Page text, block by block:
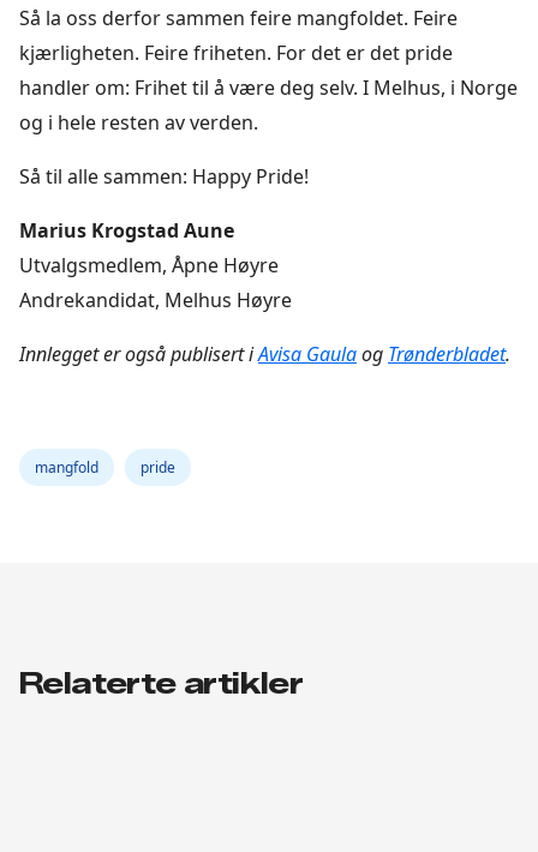
Så la oss derfor sammen feire mangfoldet. Feire
kjærligheten. Feire friheten. For det er det pride
handler om: Frihet til å være deg selv. I Melhus, i Norge
og i hele resten av verden.
Så til alle sammen: Happy Pride!
Marius Krogstad Aune
Utvalgsmedlem, Åpne Høyre
Andrekandidat, Melhus Høyre
Innlegget er også publisert iAvisa Gaulaog Trønderbladet.
mangfold pride
Relaterte artikler